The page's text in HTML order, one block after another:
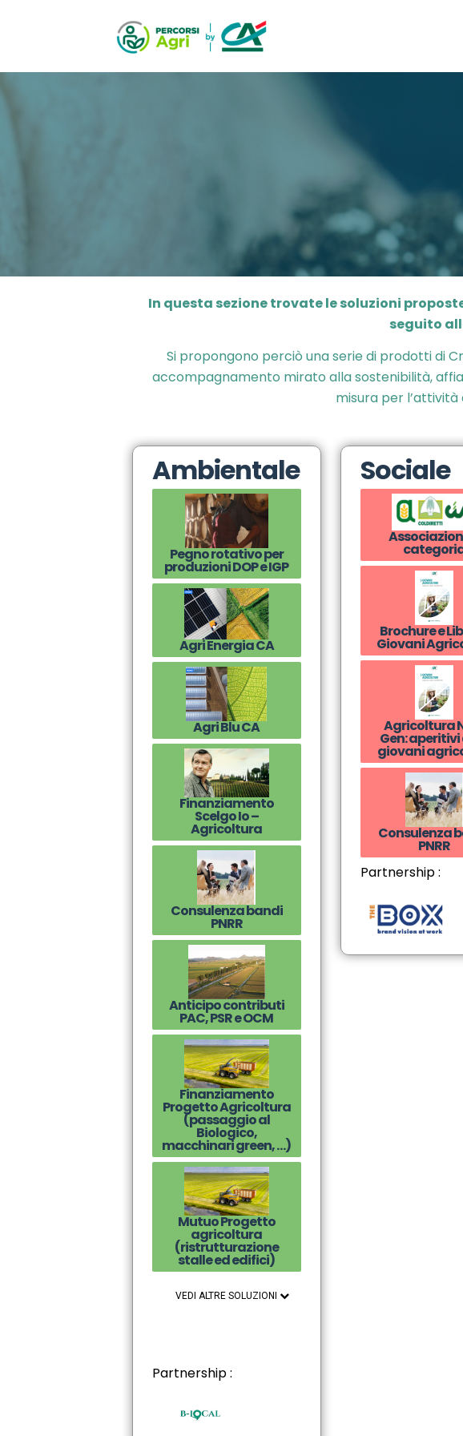
In questa sezionetrovatele soluzioni
seguito
Si propongono perciò una serie di prodotti di
accompagnamento mirato alla sostenibilità,
misura per
Ambientale
Pegno rotativo per
produzioni DOP e IGP
Agri Energia CA
Agri Blu CA
Finanziamento
Scelgo Io –
Agricoltura
Consulenza bandi
PNRR
Anticipo contributi
PAC, PSR e OCM
Finanziamento
Progetto Agricoltura
(passaggio al
Biologico,
macchinari green, …)
Mutuo Progetto
agricoltura
(ristrutturazione
stalle ed edifici)
VEDI ALTRE SOLUZIONI
Partnership :
Sociale
Brochure e
Giovani
Agricoltura
Gen: aperitivi con i
giovani
Consulenza
PNRR
Partnership :